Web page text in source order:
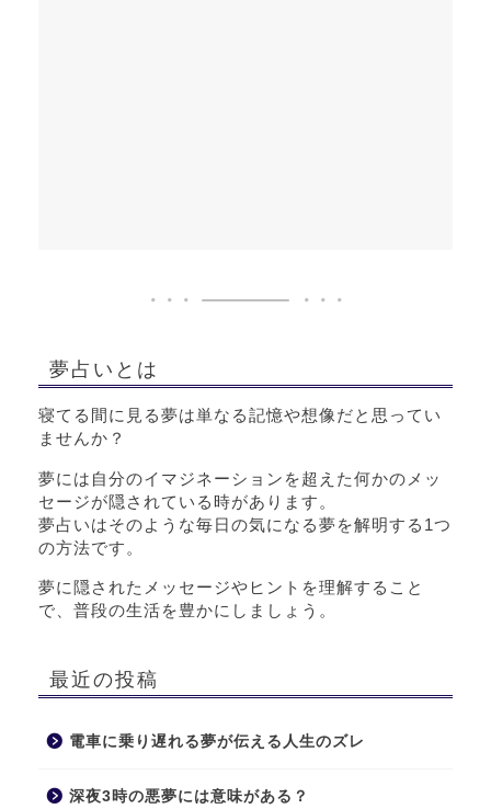
夢占いとは
寝てる間に見る夢は単なる記憶や想像だと思ってい
ませんか？
夢には自分のイマジネーションを超えた何かのメッ
セージが隠されている時があります。
夢占いはそのような毎日の気になる夢を解明する1つ
の方法です。
夢に隠されたメッセージやヒントを理解すること
で、普段の生活を豊かにしましょう。
最近の投稿
電車に乗り遅れる夢が伝える人生のズレ
深夜3時の悪夢には意味がある？